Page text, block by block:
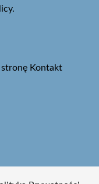
stronę Kontakt